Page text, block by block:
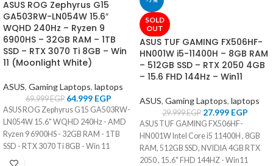
ASUS ROG Zephyrus G15
GA503RW-LN054W 15.6″
WQHD 240Hz – Ryzen 9
6900HS – 32GB RAM – 1TB
SSD – RTX 3070 Ti 8GB – Win
11 (Moonlight White)
ASUS, Gaming Laptops, laptops
69.999EGP 64.999 EGP
ASUS ROG Zephyrus G15 GA503RW-
LN054W 15.6" WQHD 240Hz - AMD
Ryzen 9 6900HS - 32GB RAM - 1TB
SSD - RTX 3070 Ti 8GB - Win 11
(Moonlight White)
SOLD
OUT
ASUS TUF GAMING FX506HF-
HN001W i5-11400H – 8GB RAM
– 512GB SSD – RTX 2050 4GB
– 15.6 FHD 144Hz – Win11
ASUS, Gaming Laptops, laptops
29.999EGP 27.999 EGP
ASUS TUF GAMING FX506HF-
HN001W Intel Core i5 11400H , 8GB
RAM, 512GB SSD, NVIDIA 4GB RTX
2050 , 15.6" FHD 144HZ - Win11